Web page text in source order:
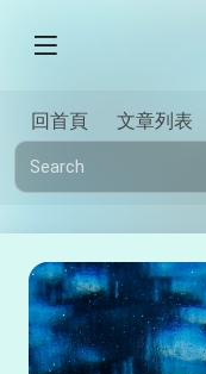
回首頁 文章列表